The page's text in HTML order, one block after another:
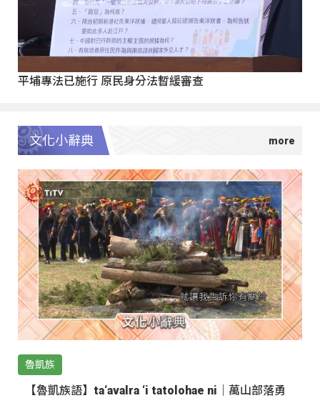
平埔專法已施行 原民身分法暫緩審查
文化小辭典
魯凱族
【魯凱族語】ta‘avalra ‘i tatolohae ni｜萬山部落勇